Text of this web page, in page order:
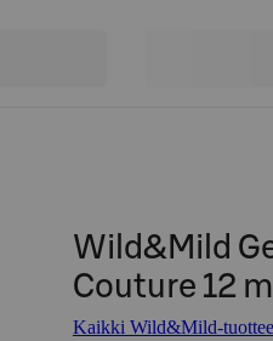
Wild&Mild
Couture 12 ml
Kaikki Wild&Mild-